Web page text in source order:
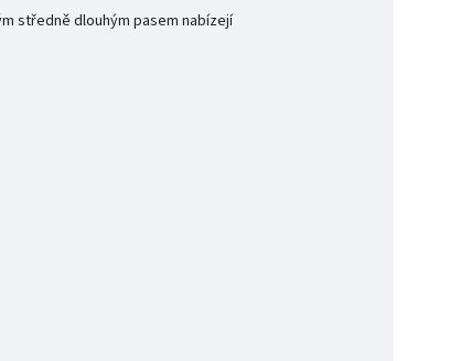
středně dlouhým pasem nabízejí